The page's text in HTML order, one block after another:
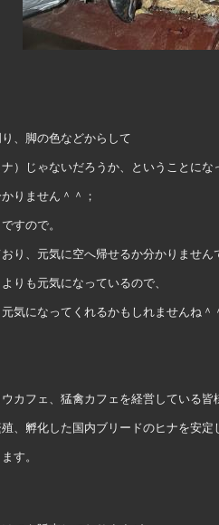
、脚の色などからして
）じゃないだろうか、ということにな
りません＾＾；
すので。
り、元気に空へ帰せるか分かりません
りも元気になっているので、
気になってくれるかもしれませんね＾
カフェ、猛禽カフェを経営している皆
、孵化した国内ブリードのヒナを安定
す。